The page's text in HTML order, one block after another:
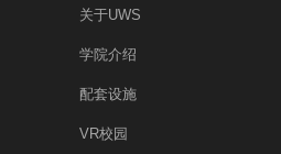
关于UWS
学院介绍
配套设施
VR校园